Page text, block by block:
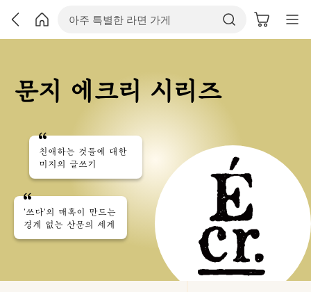
문지 에크리 시리즈
친애하는 것들에 대한
미지의 글쓰기
'쓰다'의 매혹이 만드는
경계 없는 산문의 세계